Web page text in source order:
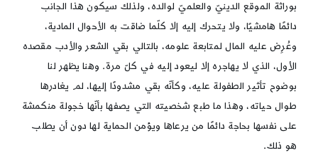
بوراثة الموقع الدينيّ والعلميّ لوالده، ولذلك سيكون هذا الجانب
دائمًا هامشيًا، ولا يتحرك إليه إلا كلّما ضاقت به الأحوال المادية،
وعُرِض عليه المال لمتابعة علومه، بالتالي بقي الشعر والأدب مقصده
الأول، الذي لا يهاجره إلا ليعود إليه في كلّ مرة. وهنا يظهر لنا
بوضوح تأثير الطفولة عليه، وكأنّه بقي مشدودًا إليها، لم يغادرها
طوال حياته، وهذا ما طبع شخصيته التي يصفها بأنّها خجولة منكمشة
على نفسها بحاجة دائمًا من يرعاها ويؤمن الحماية لها دون أن يطلب
هو ذلك.